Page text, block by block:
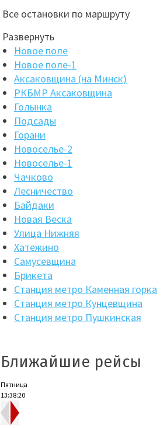
Все остановки по маршруту
Развернуть
Новое поле
Новое поле-1
Аксаковщина (на Минск)
РКБМР Аксаковщина
Голынка
Подсады
Горани
Новоселье-2
Новоселье-1
Чачково
Лесничество
Байдаки
Новая Веска
Улица Нижняя
Хатежино
Самусевщина
Брикета
Станция метро Каменная горка
Станция метро Кунцевщина
Станция метро Пушкинская
Ближайшие рейсы
Пятница
13:38:21